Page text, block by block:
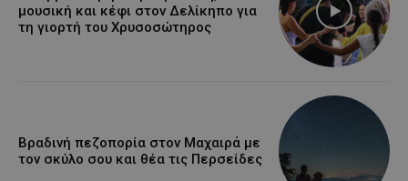
μουσική και κέφι στον Δελίκηπο για
τη γιορτή του Χρυσοσώτηρος
Βραδινή πεζοπορία στον Μαχαιρά με
τον σκύλο σου και θέα τις Περσείδες